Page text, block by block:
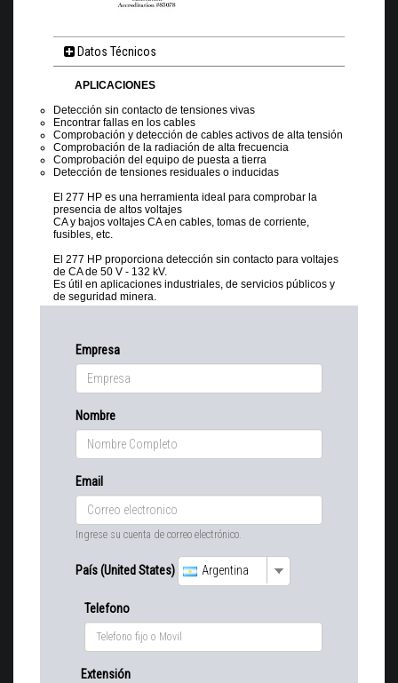
Datos Técnicos
APLICACIONES
Detección sin contacto de tensiones vivas
Encontrar fallas en los cables
Comprobación y detección de cables activos de alta tensión
Comprobación de la radiación de alta frecuencia
Comprobación del equipo de puesta a tierra
Detección de tensiones residuales o inducidas
El 277 HP es una herramienta ideal para comprobar la
presencia de altos voltajes
CA y bajos voltajes CA en cables, tomas de corriente,
fusibles, etc.
El 277 HP proporciona detección sin contacto para voltajes
de CA de 50 V - 132 kV.
Es útil en aplicaciones industriales, de servicios públicos y
de seguridad minera.
Empresa
Nombre
Email
Ingrese su cuenta de correo electrónico.
País (United States) Argentina
Telefono
Extensión